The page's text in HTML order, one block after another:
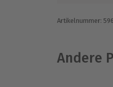
Artikelnummer:
Andere